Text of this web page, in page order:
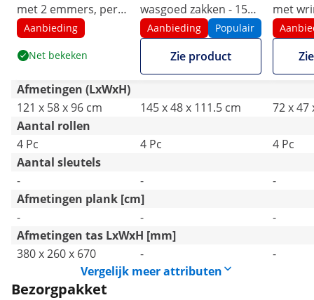
met 2 emmers, pers
en waszak - 3
kg
Aanbieding
Net bekeken
wasgoed zakken - 150
kg
Aanbieding Populair
Zie product
met
Afmetingen (LxWxH)
121 x 58 x 96 cm
145 x 48 x 111.5 cm
72 x 47
Aantal rollen
4 Pc
4 Pc
4 Pc
Aantal sleutels
-
-
-
Afmetingen plank [cm]
-
-
-
Afmetingen tas LxWxH [mm]
380 x 260 x 670
-
-
Vergelijk meer attributen
Bezorgpakket